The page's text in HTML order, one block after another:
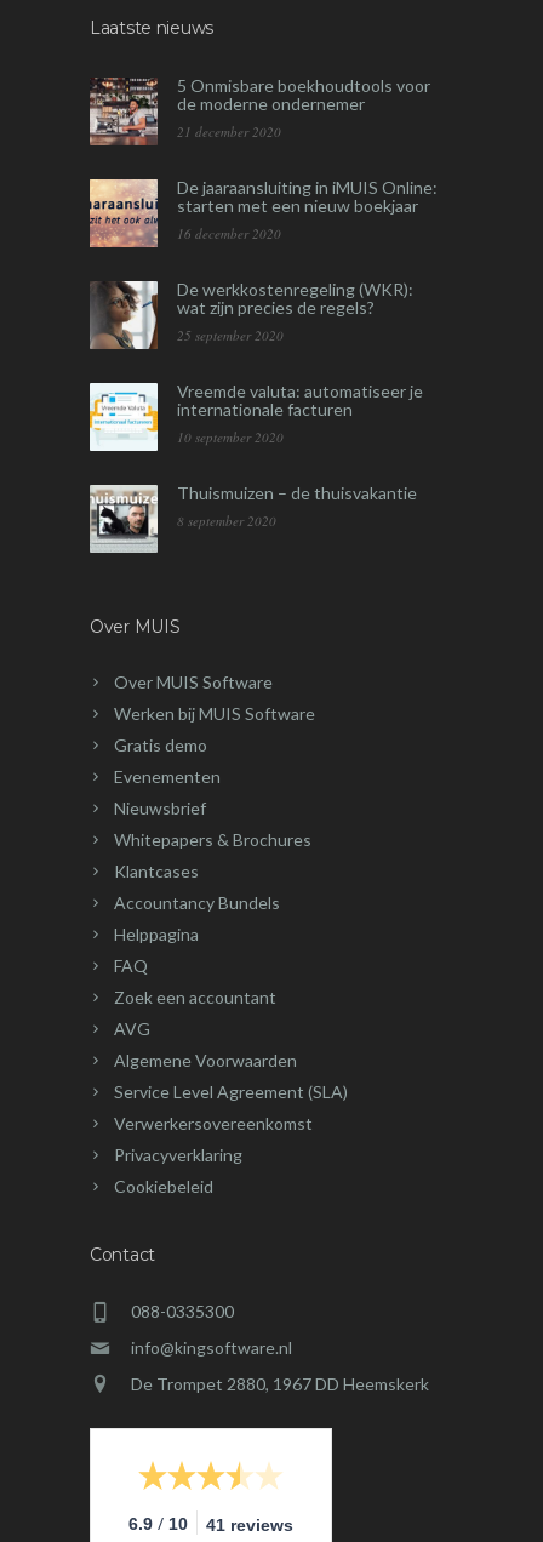
Laatste nieuws
5 Onmisbare boekhoudtools voor
de moderne ondernemer
21 december 2020
De jaaraansluiting in iMUIS Online:
starten met een nieuw boekjaar
16 december 2020
De werkkostenregeling (WKR):
wat zijn precies de regels?
25 september 2020
Vreemde valuta: automatiseer je
internationale facturen
10 september 2020
Thuismuizen – de thuisvakantie
8 september 2020
Over MUIS
Over MUIS Software
Werken bij MUIS Software
Gratis demo
Evenementen
Nieuwsbrief
Whitepapers & Brochures
Klantcases
Accountancy Bundels
Helppagina
FAQ
Zoek een accountant
AVG
Algemene Voorwaarden
Service Level Agreement (SLA)
Verwerkersovereenkomst
Privacyverklaring
Cookiebeleid
Contact
088-0335300
info@kingsoftware.nl
De Trompet 2880, 1967 DD Heemskerk
6.9 / 10 41 reviews